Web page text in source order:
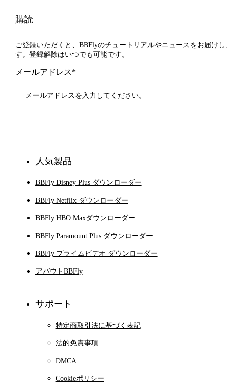
購読
ご登録いただくと、BBFlyのチュートリアルやニュースをお届けし
す。登録解除はいつでも可能です。
メールアドレス*
人気製品
BBFly Disney Plus ダウンローダー
BBFly Netflix ダウンローダー
BBFly HBO Maxダウンローダー
BBFly Paramount Plus ダウンローダー
BBFly プライムビデオ ダウンローダー
アバウトBBFly
サポート
特定商取引法に基づく表記
法的免責事項
DMCA
Cookieポリシー